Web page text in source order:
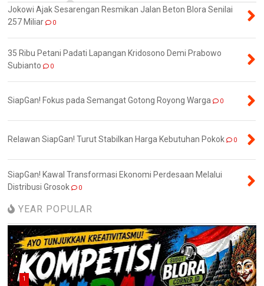
Jokowi Ajak Sesarengan Resmikan Jalan Beton Blora Senilai
257 Miliar
0
35 Ribu Petani Padati Lapangan Kridosono Demi Prabowo
Subianto
0
SiapGan! Fokus pada Semangat Gotong Royong Warga 0
Relawan SiapGan! Turut Stabilkan Harga Kebutuhan Pokok 0
SiapGan! Kawal Transformasi Ekonomi Perdesaan Melalui
Distribusi Grosok
0
YEAR POPULAR
1